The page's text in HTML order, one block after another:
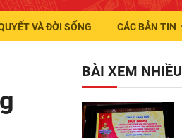
VÀ ĐỜI SỐNG CÁC BẢN TIN
BÀI XEM NHIỀU